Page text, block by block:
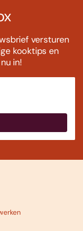
versturen
kooktips en
in!